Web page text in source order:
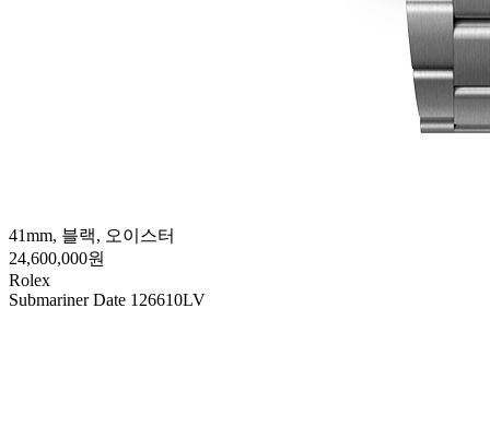
41mm, 블랙, 오이스터
24,600,000원
Rolex
Submariner Date 126610LV